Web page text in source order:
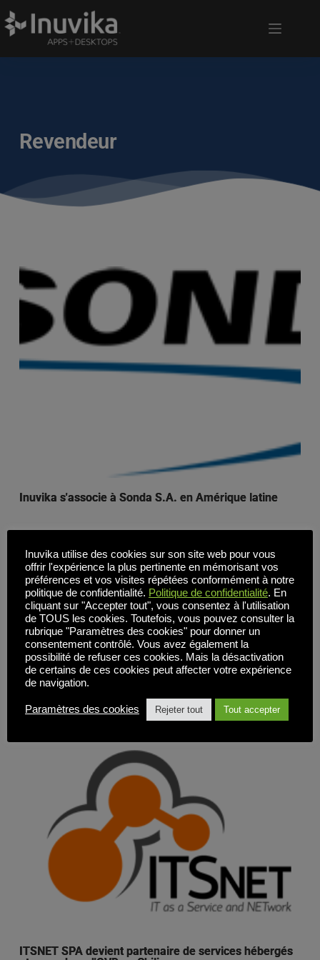
Revendeur
Inuvika s'associe à Sonda S.A. en Amérique latine
Le 9 avril 2018 . Toronto, Canada - Inuvika Inc. a annoncé
qu'elle avait conclu un accord avec la société chilienne
Sonda S.A. pour devenir un revendeur autorisé d'OVD
Enterprise. Sonda se joint [...]
Actualités, OVD Enterprise
ITSNET SPA devient partenaire de services hébergés
Inuvika utilise des cookies sur son site web pour vous
offrir l'expérience la plus pertinente en mémorisant vos
préférences et vos visites répétées conformément à notre
politique de confidentialité. Politique de confidentialité. En
cliquant sur "Accepter tout", vous consentez à l'utilisation
de TOUS les cookies. Toutefois, vous pouvez consulter la
rubrique "Paramètres des cookies" pour donner un
consentement contrôlé. Vous avez également la
possibilité de refuser ces cookies. Mais la désactivation
de certains de ces cookies peut affecter votre expérience
de navigation.
Paramètres des cookies Rejeter tout Tout accepter